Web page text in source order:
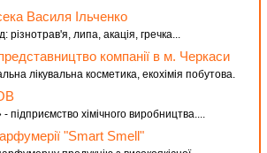
Василя Ільченко
липа, акація, гречка...
компанії в м. Черкаси
лікувальна косметика, екохімія побутова.
підприємство хімічного виробництва....
"Smart Smell"